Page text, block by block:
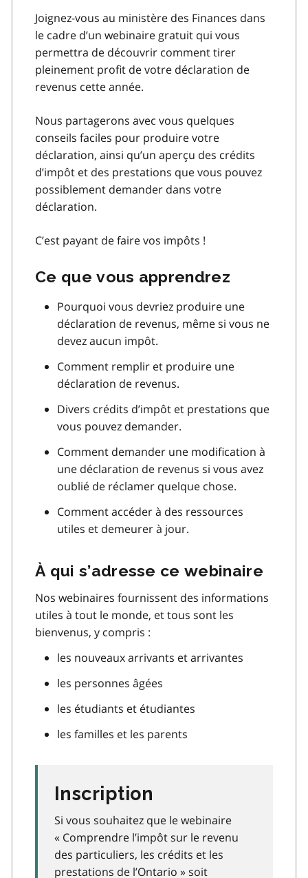
Joignez-vous au ministère des Finances dans
le cadre d’un webinaire gratuit qui vous
permettra de découvrir comment tirer
pleinement profit de votre déclaration de
revenus cette année.
Nous partagerons avec vous quelques
conseils faciles pour produire votre
déclaration, ainsi qu’un aperçu des crédits
d’impôt et des prestations que vous pouvez
possiblement demander dans votre
déclaration.
C’est payant de faire vos impôts !
Ce que vous apprendrez
Pourquoi vous devriez produire une
déclaration de revenus, même si vous ne
devez aucun impôt.
Comment remplir et produire une
déclaration de revenus.
Divers crédits d’impôt et prestations que
vous pouvez demander.
Comment demander une modification à
une déclaration de revenus si vous avez
oublié de réclamer quelque chose.
Comment accéder à des ressources
utiles et demeurer à jour.
À qui s’adresse ce webinaire
Nos webinaires fournissent des informations
utiles à tout le monde, et tous sont les
bienvenus, y compris :
les nouveaux arrivants et arrivantes
les personnes âgées
les étudiants et étudiantes
les familles et les parents
Inscription
Si vous souhaitez que le webinaire
« Comprendre l’impôt sur le revenu
des particuliers, les crédits et les
prestations de l’Ontario » soit